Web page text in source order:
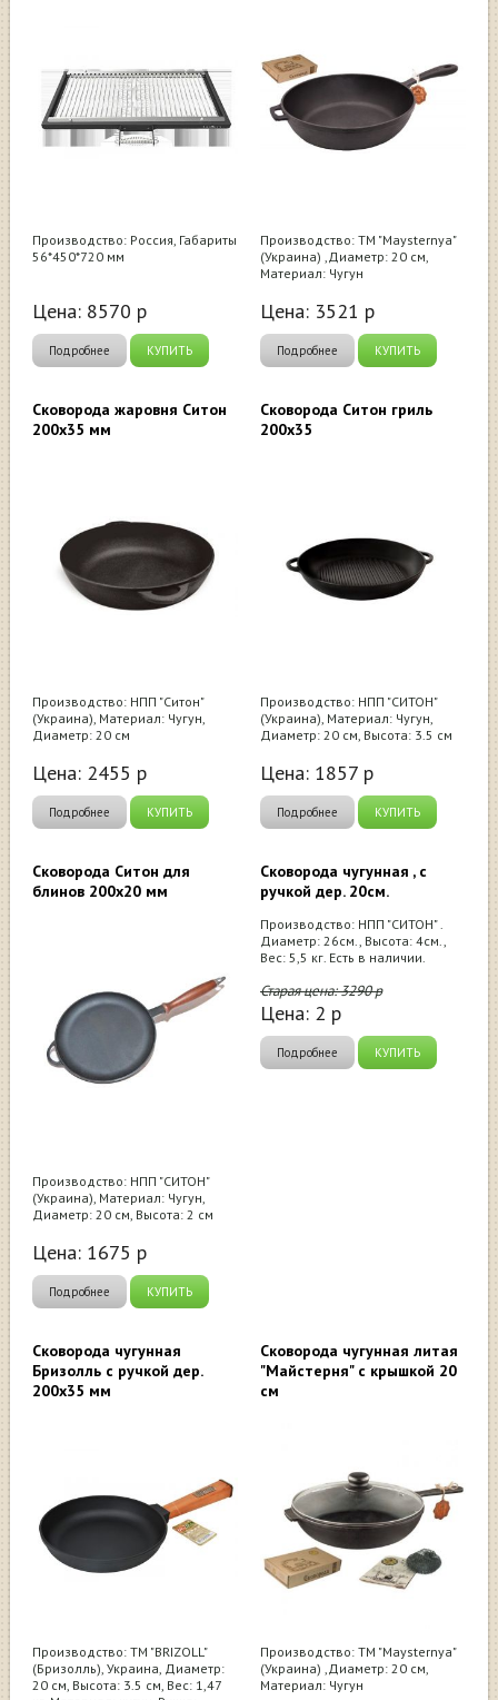
Производство: Россия, Габариты
56*450*720 мм
Цена: 8570 р
Подробнее КУПИТЬ
Производство: ТМ "Maysternya"
(Украина) ,Диаметр: 20 см,
Материал: Чугун
Цена: 3521 р
Подробнее КУПИТЬ
Сковорода жаровня Ситон
200х35 мм
Производство: НПП "Ситон"
(Украина), Материал: Чугун,
Диаметр: 20 см
Цена: 2455 р
Подробнее КУПИТЬ
Сковорода Ситон гриль
200х35
Производство: НПП "СИТОН"
(Украина), Материал: Чугун,
Диаметр: 20 см, Высота: 3.5 см
Цена: 1857 р
Подробнее КУПИТЬ
Сковорода Ситон для
блинов 200х20 мм
Производство: НПП "СИТОН"
(Украина), Материал: Чугун,
Диаметр: 20 см, Высота: 2 см
Цена: 1675 р
Подробнее КУПИТЬ
Сковорода чугунная , с
ручкой дер. 20см.
Производство: НПП "СИТОН" .
Диаметр: 26см., Высота: 4см.,
Вес: 5,5 кг. Есть в наличии.
Старая цена:3290р
Цена: 2 р
Подробнее КУПИТЬ
Сковорода чугунная
Бризолль с ручкой дер.
200х35 мм
Производство: ТМ "BRIZOLL"
(Бризолль), Украина, Диаметр:
20 см, Высота: 3.5 см, Вес: 1,47
Сковорода чугунная литая
"Майстерня" с крышкой 20
см
Производство: ТМ "Maysternya"
(Украина) ,Диаметр: 20 см,
Материал: Чугун